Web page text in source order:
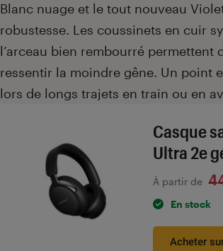
Blanc nuage et le tout nouveau
robustesse. Les coussinets en cuir
l’arceau bien rembourré permettent
ressentir la moindre gêne. Un point
lors de longs trajets en train ou en
Casque
Ultra 2e
À partir de
En stock
Acheter